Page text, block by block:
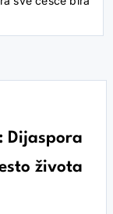
Dijaspora
života